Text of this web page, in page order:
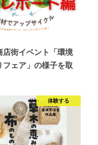
店街イベント「環境
フェア」の様子を取
体験する